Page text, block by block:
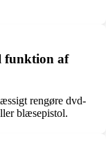
funktion af
rengøre dvd-
blæsepistol.